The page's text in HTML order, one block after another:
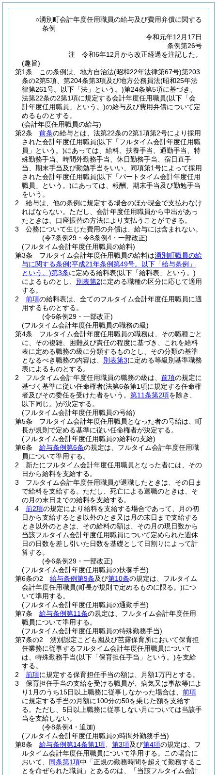
○湧別町会計年度任用職員の給与及び費用弁償に関する
条例
令和元年12月17日
条例第26号
注 令和6年12月から改正経過を注記した。
(趣旨)
第1条
この条例は、地方自治法(昭和22年法律第67号)第203
条の2第5項、第204条第3項及び地方公務員法(昭和25年法
律第261号。以下「法」という。)第24条第5項に基づき、
法第22条の2第1項に規定する会計年度任用職員(以下「会
計年度任用職員」という。)の給与及び費用弁償について定
めるものとする。
(会計年度任用職員の給与)
第2条
前条の給与とは、法第22条の2第1項第2号により採用
された会計年度任用職員(以下「フルタイム会計年度任用職
員」という。)にあっては、給料、扶養手当、通勤手当、特
殊勤務手当、時間外勤務手当、休日勤務手当、宿日直手
当、期末手当及び勤勉手当をいい、同項第1号によって採用
された会計年度任用職員(以下「パートタイム会計年度任用
職員」という。)にあっては、報酬、期末手当及び勤勉手当
をいう。
2
給与は、他の条例に規定する場合のほか現金で支払わなけ
ればならない。 ただし、会計年度任用職員から申出があっ
たときは、口座振替の方法により支払うことができる。
3
公務について生じた費用の弁償は、給与には含まれない。
(令7条例29・令8条例4・一部改正)
(フルタイム会計年度任用職員の給料)
第3条
フルタイム会計年度任用職員の給料は湧別町職員の給
与に関する条例(平成21年条例第49号。以下「給与条例」
という。)第3条に定める給料表(以下「給料表」という。)
によるものとし、 別表第2に定める職種の区分に応じて適用
する。
2
前項の給料表は、全てのフルタイム会計年度任用職員に適
用するものとする。
(令6条例29・一部改正)
(フルタイム会計年度任用職員の職務の級)
第4条
フルタイム会計年度任用職員の職務は、その職種ごと
に、その複雑、困難及び責任の程度に基づき、これを給料
表に定める職務の級に分類するものとし、その分類の基準
となるべき職務の内容は、 別表第3に定める等級別基準職務
表によるものとする。
2
フルタイム会計年度任用職員の職務の級は、 前項の規定に
基づく基準に従い任命権者(法第6条第1項に規定する任命権
者及びその委任を受けた者をいう。 第11条第2項を除き、
以下同じ。)が決定する。
(フルタイム会計年度任用職員の号給)
第5条
フルタイム会計年度任用職員となった者の号給は、町
長が規則で定める基準に従い任命権者が決定する。
(フルタイム会計年度任用職員の給料の支給)
第6条
給与条例第6条の規定は、フルタイム会計年度任用職
員について準用する。
2
新たにフルタイム会計年度任用職員となった者には、その
日から給料を支給する。
3
フルタイム会計年度任用職員が退職したときは、その日ま
で給料を支給する。 ただし、死亡による退職のときは、そ
の月の末日までの給料を支給する。
4
前2項の規定により給料を支給する場合であって、月の初
日から支給するとき以外のとき又は月の末日まで支給する
とき以外のときは、その給料の額は、その月の現日数から
当該フルタイム会計年度任用職員について定められた週休
日の日数を差し引いた日数を基礎として日割りによって計
算する。
(令6条例29・一部改正)
(フルタイム会計年度任用職員の扶養手当)
第6条の2
給与条例第9条及び第10条の規定は、フルタイム
会計年度任用職員(町長が規則で定めるものに限る。)につ
いて準用する。
(フルタイム会計年度任用職員の通勤手当)
第7条
給与条例第11条の規定は、フルタイム会計年度任用
職員について準用する。
(フルタイム会計年度任用職員の特殊勤務手当)
第7条の2
湧別認定こども園及び芭露保育所において保育担
任業務に従事するフルタイム会計年度任用職員について
は、特殊勤務手当(以下「保育担任手当」という。)を支給
する。
2
前項に規定する保育担任手当の額は、月額1万円とする。
3
保育担任手当の支給を受ける職員が、病気又は事故等によ
り1月のうち15日以上職務に従事しなかった場合は、 前項
に規定する手当の月額に100分の50を乗じた額を支給す
る。 ただし、5日以上職務に従事しない月については当該手
当を支給しない。
(令8条例4・追加)
(フルタイム会計年度任用職員の時間外勤務手当)
第8条
給与条例第14条第1項 第3項及び第4項の規定は、フ
ルタイム会計年度任用職員について準用する。
この場合に
おいて、 同条第1項中「正規の勤務時間を超えて勤務するこ
とを命ぜられた職員」とあるのは、「当該フルタイム会計